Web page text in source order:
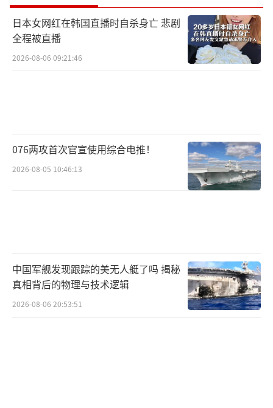
日本女网红在韩国直播时自杀身亡 悲剧
全程被直播
2026-08-06 09:21:46
076两攻首次官宣使用综合电推！
2026-08-05 10:46:13
中国军舰发现跟踪的美无人艇了吗 揭秘
真相背后的物理与技术逻辑
2026-08-06 20:53:51